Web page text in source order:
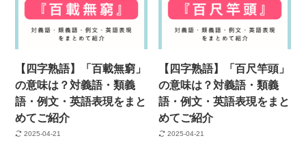
【四字熟語】「百載無窮」
の意味は？対義語・類義
語・例文・英語表現をまと
めてご紹介
2025-04-21
【四字熟語】「百尺竿頭」
の意味は？対義語・類義
語・例文・英語表現をまと
めてご紹介
2025-04-21